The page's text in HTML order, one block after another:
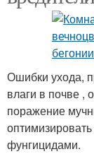
Ошибки ухода,
влаги в почве ,
поражение
фунгицидами.